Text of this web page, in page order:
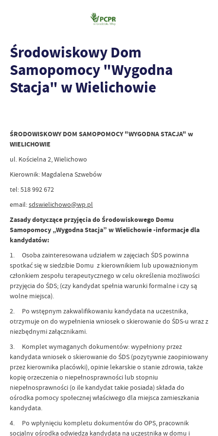
Środowiskowy Dom
Samopomocy "Wygodna
Stacja" w Wielichowie
ŚRODOWISKOWY DOM SAMOPOMOCY "WYGODNA STACJA" w
WIELICHOWIE
ul. Kościelna 2, Wielichowo
Kierownik: Magdalena Szwebów
tel: 518 992 672
email:sdswielichowo@wp.pl
Zasady dotyczące przyjęcia do Środowiskowego Domu
Samopomocy „Wygodna Stacja” w Wielichowie -informacje dla
kandydatów:
1. Osoba zainteresowana udziałem w zajęciach ŚDS powinna
spotkać się w siedzibie Domu z kierownikiem lub upoważnionym
członkiem zespołu terapeutycznego w celu określenia możliwości
przyjęcia do ŚDS; (czy kandydat spełnia warunki formalne i czy są
wolne miejsca).
2. Po wstępnym zakwalifikowaniu kandydata na uczestnika,
otrzymuje on do wypełnienia wniosek o skierowanie do ŚDS-u wraz z
niezbędnymi załącznikami.
3. Komplet wymaganych dokumentów: wypełniony przez
kandydata wniosek o skierowanie do ŚDS (pozytywnie zaopiniowany
przez kierownika placówki), opinie lekarskie o stanie zdrowia, także
kopię orzeczenia o niepełnosprawności lub stopniu
niepełnosprawności (o ile kandydat takie posiada) składa do
ośrodka pomocy społecznej właściwego dla miejsca zamieszkania
kandydata.
4. Po wpłynięciu kompletu dokumentów do OPS, pracownik
socjalny ośrodka odwiedza kandydata na uczestnika w domu i